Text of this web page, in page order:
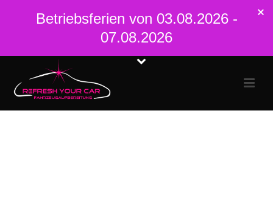
Betriebsferien von 03.08.2026 -
07.08.2026